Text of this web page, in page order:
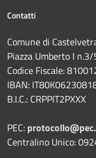
Contatti
Comune di
Piazza Umberto I
Codice Fiscale:
IBAN:
B.I.C.: CRPPIT2PXXX
PEC:
Centralino Unico: